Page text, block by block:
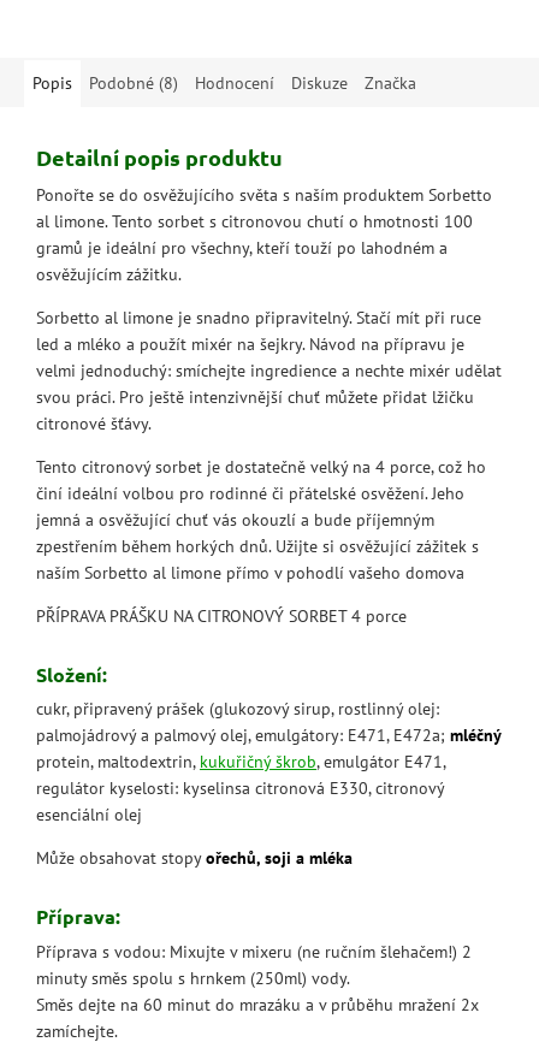
Popis Podobné (8) Hodnocení Diskuze Značka
Detailní popis produktu
Ponořte se do osvěžujícího světa s naším produktem Sorbetto
al limone. Tento sorbet s citronovou chutí o hmotnosti 100
gramů je ideální pro všechny, kteří touží po lahodném a
osvěžujícím zážitku.
Sorbetto al limone je snadno připravitelný. Stačí mít při ruce
led a mléko a použít mixér na šejkry. Návod na přípravu je
velmi jednoduchý: smíchejte ingredience a nechte mixér udělat
svou práci. Pro ještě intenzivnější chuť můžete přidat lžičku
citronové šťávy.
Tento citronový sorbet je dostatečně velký na 4 porce, což ho
činí ideální volbou pro rodinné či přátelské osvěžení. Jeho
jemná a osvěžující chuť vás okouzlí a bude příjemným
zpestřením během horkých dnů. Užijte si osvěžující zážitek s
naším Sorbetto al limone přímo v pohodlí vašeho domova
PŘÍPRAVA PRÁŠKU NA CITRONOVÝ SORBET 4 porce
Složení:
cukr, připravený prášek (glukozový sirup, rostlinný olej:
palmojádrový a palmový olej, emulgátory: E471, E472a; mléčný
protein, maltodextrin, kukuřičný škrob, emulgátor E471,
regulátor kyselosti: kyselinsa citronová E330, citronový
esenciální olej
Může obsahovat stopyořechů, soji a mléka
Příprava:
Příprava s vodou: Mixujte v mixeru (ne ručním šlehačem!) 2
minuty směs spolu s hrnkem (250ml) vody.
Směs dejte na 60 minut do mrazáku a v průběhu mražení 2x
zamíchejte.